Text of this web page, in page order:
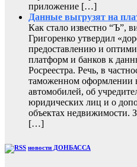
приложение […]
Данные выгрузят на
Как стало известно “Ъ”,
Григоренко утвердил
предоставлению и
платформ и банков к
Росреестра. Речь, в
таможенном
автомобилей, об
юридических лиц и о
объектах недвижимости.
[…]
новости ДОНБАССА